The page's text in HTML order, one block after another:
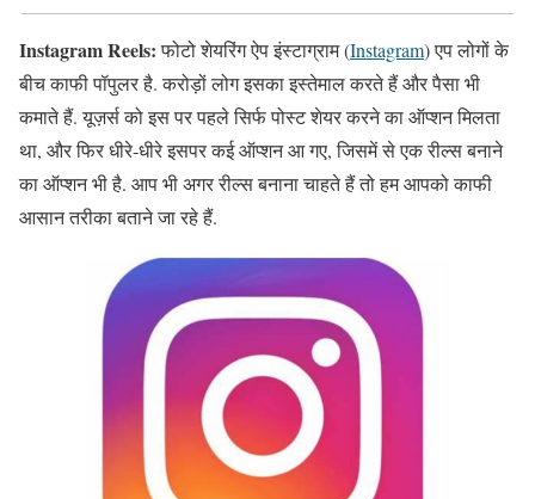
Instagram Reels:फोटो शेयरिंग ऐप इंस्टाग्राम (Instagram) एप लोगों के
बीच काफी पॉपुलर है. करोड़ों लोग इसका इस्तेमाल करते हैं और पैसा भी
कमाते हैं. यूज़र्स को इस पर पहले सिर्फ पोस्ट शेयर करने का ऑप्शन मिलता
था, और फिर धीरे-धीरे इसपर कई ऑप्शन आ गए, जिसमें से एक रील्स बनाने
का ऑप्शन भी है. आप भी अगर रील्स बनाना चाहते हैं तो हम आपको काफी
आसान तरीका बताने जा रहे हैं.